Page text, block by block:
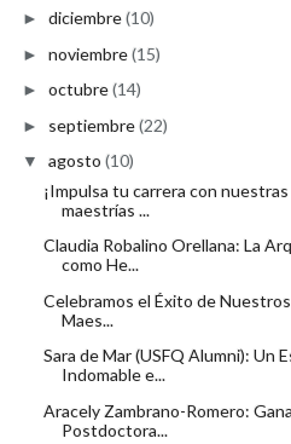
► diciembre(10)
► noviembre(15)
► octubre(14)
► septiembre(22)
▼ agosto (10)
¡Impulsa tu carrera con
maestrías ...
Claudia Robalino Orellana: La
como He...
Celebramos el Éxito de
Maes...
Sara de Mar (USFQ Alumni): Un
Indomable e...
Aracely Zambrano-Romero:
Postdoctora...